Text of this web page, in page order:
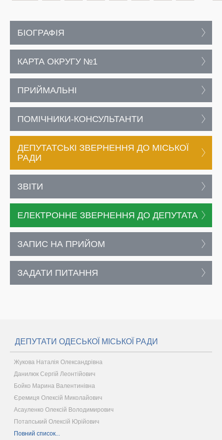
БІОГРАФІЯ
КАРТА ОКРУГУ №1
ПРИЙМАЛЬНІ
ПОМІЧНИКИ-КОНСУЛЬТАНТИ
ДЕПУТАТСЬКІ ЗВЕРНЕННЯ ДО МІСЬКОЇ
РАДИ
ЗВІТИ
ЕЛЕКТРОННЕ ЗВЕРНЕННЯ ДО ДЕПУТАТА
ЗАПИС НА ПРИЙОМ
ЗАДАТИ ПИТАННЯ
ДЕПУТАТИ ОДЕСЬКОЇ МІСЬКОЇ РАДИ
Жукова Наталія Олександрівна
Данилюк Сергій Леонтійович
Бойко Марина Валентинівна
Єремиця Олексій Миколайович
Асауленко Олексій Володимирович
Потапський Олексій Юрійович
Повний список...